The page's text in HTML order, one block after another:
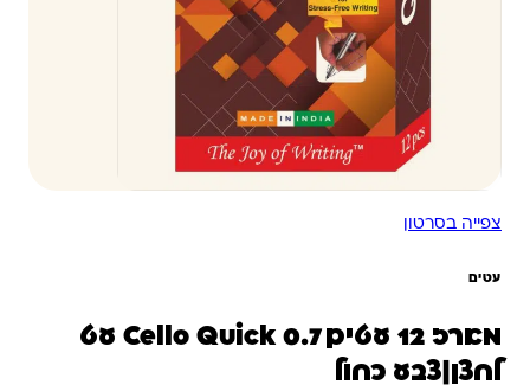
צפייה בסרטון
עטים
מארז 12 עטים 0.7 Cello Quick עט
לחצן|צבע כחול